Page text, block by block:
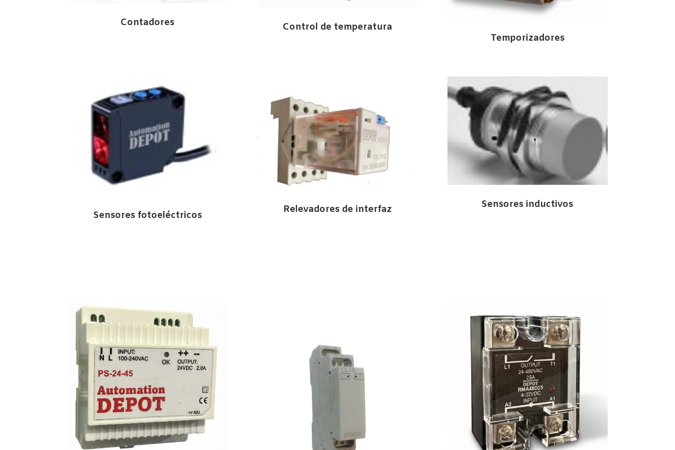
Contadores
Control de temperatura
Temporizadores
Sensores fotoeléctricos Relevadores de interfaz Sensores inductivos